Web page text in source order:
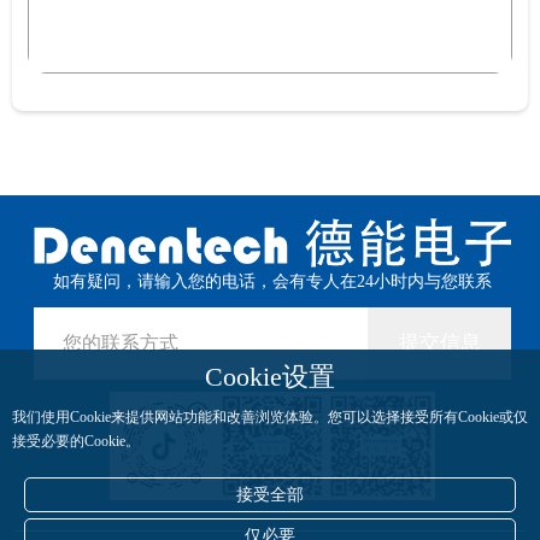
Cookie设置
我们使用Cookie来提供网站功能和改善浏览体验。您可以选择接受所有Cookie或仅
接受必要的Cookie。
接受全部
仅必要
如有疑问，请输入您的电话，会有专人在24小时内与您联系